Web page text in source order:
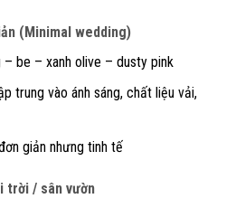
(Minimal wedding)
– be – xanh olive – dusty pink
trung vào ánh sáng, chất liệu vải,
giản nhưng tinh tế
trời / sân vườn